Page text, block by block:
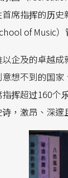
席指挥的历
of Music
企及的卓越
意想不到的国
挥超过160个
，激昂、深邃